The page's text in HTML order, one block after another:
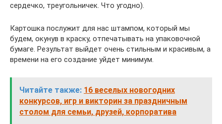
сердечко, треугольничек. Что угодно).
Картошка послужит для нас штампом, который мы
будем, окунув в краску, отпечатывать на упаковочной
бумаге. Результат выйдет очень стильным и красивым, а
времени на его создание уйдет минимум.
Читайте также: 16 веселых новогодних
конкурсов, игр и викторин за праздничным
столом для семьи, друзей, корпоратива